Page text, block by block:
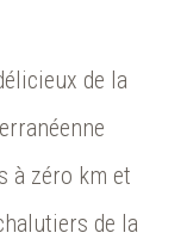
de la
à zéro km et
de la